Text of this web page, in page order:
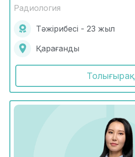
Радиология
Тәжірибесі - 23 жыл
Қарағанды
Толығырақ